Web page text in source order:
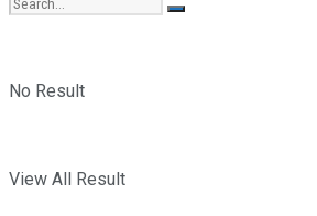
No Result
View All Result